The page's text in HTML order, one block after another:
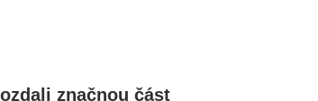
značnou část